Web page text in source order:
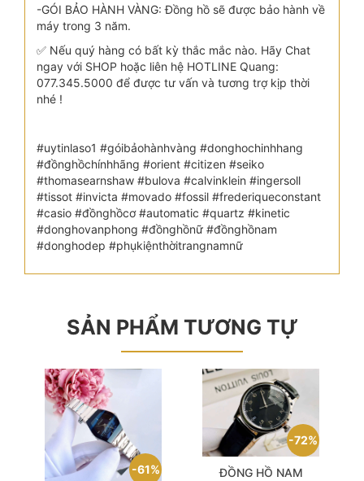
-GÓI BẢO HÀNH VÀNG: Đồng hồ sẽ được bảo hành về
máy trong 3 năm.
✅ Nếu quý hàng có bất kỳ thắc mắc nào. Hãy Chat
ngay với SHOP hoặc liên hệ HOTLINE Quang:
077.345.5000 để được tư vấn và tương trợ kịp thời
nhé !
#uytinlaso1 #góibảohànhvàng #donghochinhhang
#đồnghồchínhhãng #orient #citizen #seiko
#thomasearnshaw #bulova #calvinklein #ingersoll
#tissot #invicta #movado #fossil #frederiqueconstant
#casio #đồnghồcơ #automatic #quartz #kinetic
#donghovanphong #đồnghồnữ #đồnghồnam
#donghodep #phụkiệnthờitrangnamnữ
SẢN PHẨM TƯƠNG TỰ
61%
72%
ĐỒNG HỒ NAM